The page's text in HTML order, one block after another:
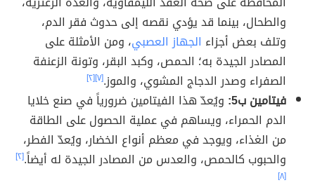
والطحال، بينما قد يؤدي نقصه إلى حدوث فقر الدم،
وتلف بعض أجزاء الجهاز العصبي، ومن الأمثلة على
المصادر الجيدة به؛ الحمص، وكبد البقر، وتونة الزعنفة
الصفراء وصدر الدجاج المشوي، والموز.[٧] [٢]
فيتامين ب5:
ويُعدّ هذا الفيتامين ضرورياً في صنع خلايا
الدم الحمراء، ويساهم في عملية الحصول على الطاقة
من الغذاء، ويوجد في معظم أنواع الخضار، ويُعدّ الفطر،
والحبوب كالحمص، والعدس من المصادر الجيدة له أيضاً.[٢]
[٨]